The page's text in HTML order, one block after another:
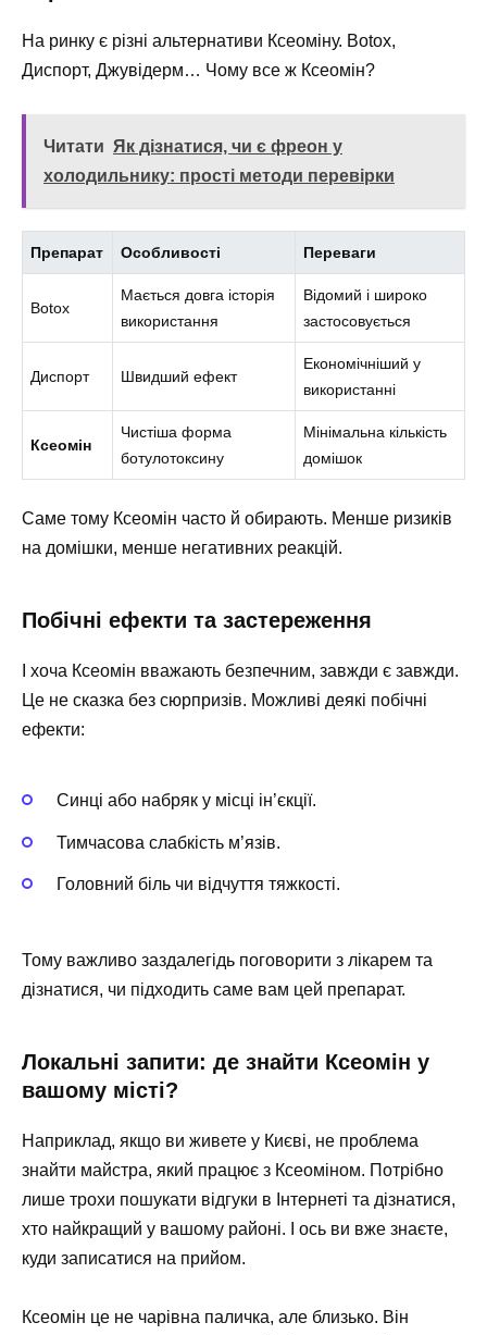
На ринку є різні альтернативи Ксеоміну. Botox,
Диспорт, Джувідерм… Чому все ж Ксеомін?
Читати Як дізнатися, чи є фреон у
холодильнику: прості методи перевірки
Препарат Особливості Переваги
Botox
Мається довга історія
використання
Відомий і широко
застосовується
Диспорт Швидший ефект
Економічніший у
використанні
Ксеомін
Чистіша форма
ботулотоксину
Мінімальна кількість
домішок
Саме тому Ксеомін часто й обирають. Менше ризиків
на домішки, менше негативних реакцій.
Побічні ефекти та застереження
І хоча Ксеомін вважають безпечним, завжди є завжди.
Це не сказка без сюрпризів. Можливі деякі побічні
ефекти:
Синці або набряк у місці ін’єкції.
Тимчасова слабкість м’язів.
Головний біль чи відчуття тяжкості.
Тому важливо заздалегідь поговорити з лікарем та
дізнатися, чи підходить саме вам цей препарат.
Локальні запити: де знайти Ксеомін у
вашому місті?
Наприклад, якщо ви живете у Києві, не проблема
знайти майстра, який працює з Ксеоміном. Потрібно
лише трохи пошукати відгуки в Інтернеті та дізнатися,
хто найкращий у вашому районі. І ось ви вже знаєте,
куди записатися на прийом.
Ксеомін це не чарівна паличка, але близько. Він